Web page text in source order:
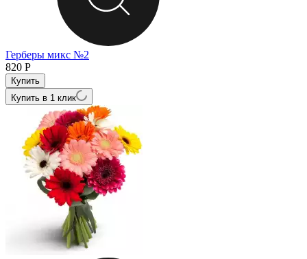
Герберы микс №2
820 Р
Купить в 1 клик